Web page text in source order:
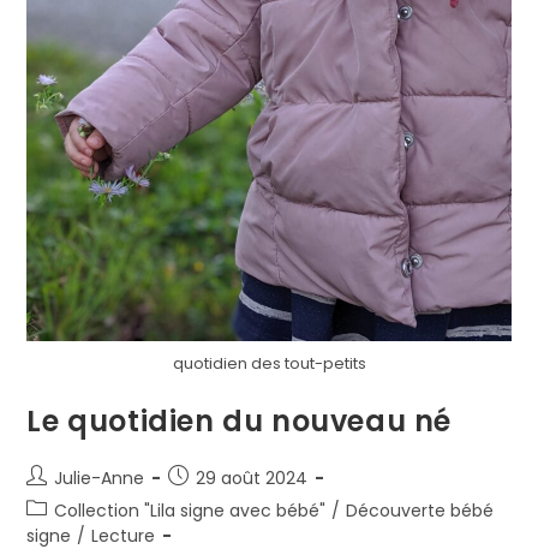
quotidien des tout-petits
Le quotidien du nouveau né
Julie-Anne
29 août 2024
Collection "Lila signe avec bébé" / Découverte bébé
signe / Lecture